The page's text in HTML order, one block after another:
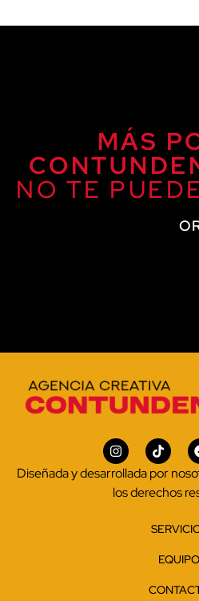
MÁS
NO TE
Diseñada y desarrollada por
los derechos
EQUIPO